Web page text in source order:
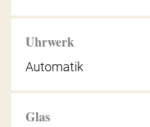
Uhrwerk
Automatik
Glas